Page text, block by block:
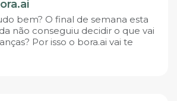
bem? O final de semana esta
não conseguiu decidir o que vai
Por isso o bora.ai vai te